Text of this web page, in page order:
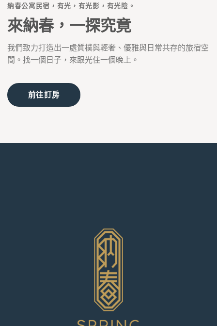
納春公寓民宿，有光，有光影，有光陰。
來納春，一探究竟
我們致力打造出一處質樸與輕奢、優雅與日常共存的旅宿空
間。找一個日子，來跟光住一個晚上。
前往訂房